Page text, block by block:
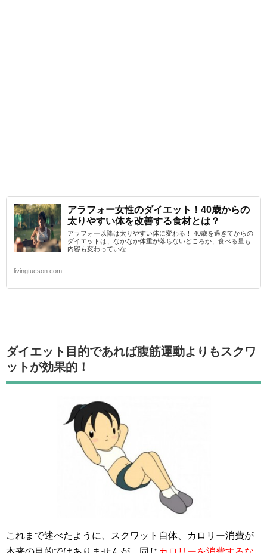
アラフォー女性のダイエット！40歳からの
太りやすい体を改善する食材とは？
アラフォー以降は太りやすい体に変わる！ 40歳を過ぎてからの
ダイエットは、なかなか体重が落ちないどころか、食べる量も
内容も変わっていな...
livingtucson.com
ダイエット目的であれば腹筋運動よりもスクワ
ットが効果的！
これまで述べたように、スクワット自体、カロリー消費が